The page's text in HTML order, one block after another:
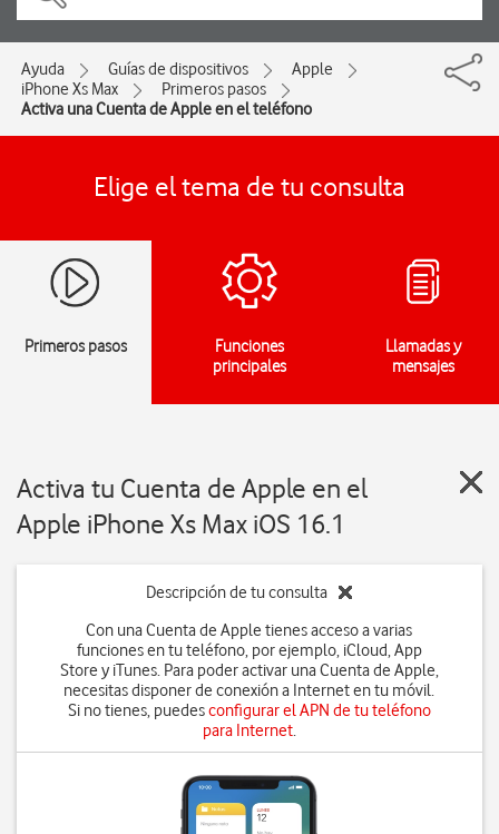
Ayuda Guías de dispositivos
Apple
iPhone Xs Max
Primeros pasos
Activa una Cuenta de Apple en el teléfono
Elige el tema de tu consulta
Primeros pasos
Funciones
principales
Llamadas y
mensajes
Activa tu Cuenta de Apple en el
Apple iPhone Xs Max iOS 16.1
Descripción de tu consulta
Con una Cuenta de Apple tienes acceso a varias
funciones en tu teléfono, por ejemplo, iCloud, App
Store y iTunes. Para poder activar una Cuenta de Apple,
necesitas disponer de conexión a Internet en tu móvil.
Si no tienes, puedesconfigurar el APN de tu teléfono
para Internet.